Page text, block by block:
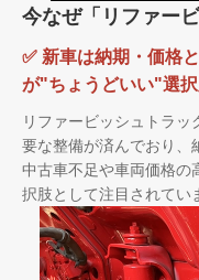
今なぜ「リファー
✅ 新車は納期・価格
が"ちょうどいい"選択
リファービッシュトラ
要な整備が済んでおり、
中古車不足や車両価格の
択肢として注目されてい